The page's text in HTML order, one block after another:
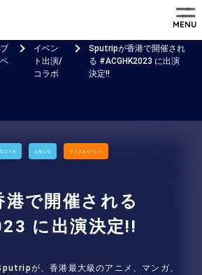
MENU
イベン
ト出演/
コラボ
Sputripが香港で開催され
る #ACGHK2023 に出演
決定!!
/コラボ お知らせ ライブ＆イベント
で開催される
に出演決定!!
が、香港最大級のアニメ、マンガ、